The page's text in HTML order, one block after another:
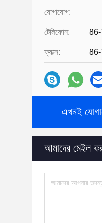
যোগাযোগ:
টেলিফোন:
ফ্যাক্স:
এখনই
আমাদের মেইল